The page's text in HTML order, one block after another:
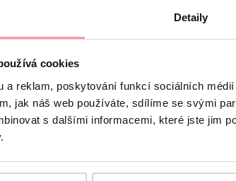
Detaily
cookies
a reklam, poskytování funkcí sociálních
jak náš web používáte, sdílíme se svými
s dalšími informacemi, které jste jim